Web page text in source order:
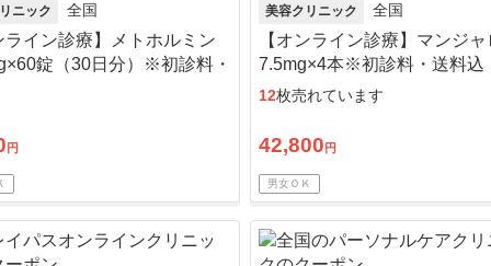
ニック 全国
ライン診療】メトホルミン
錠（30日分）※初診料・
円
美容クリニック 全国
【オンライン診療】マンジャ
7.5mg×4本※初診料・送料込
12枚売れています
42,800 円
男女ＯＫ